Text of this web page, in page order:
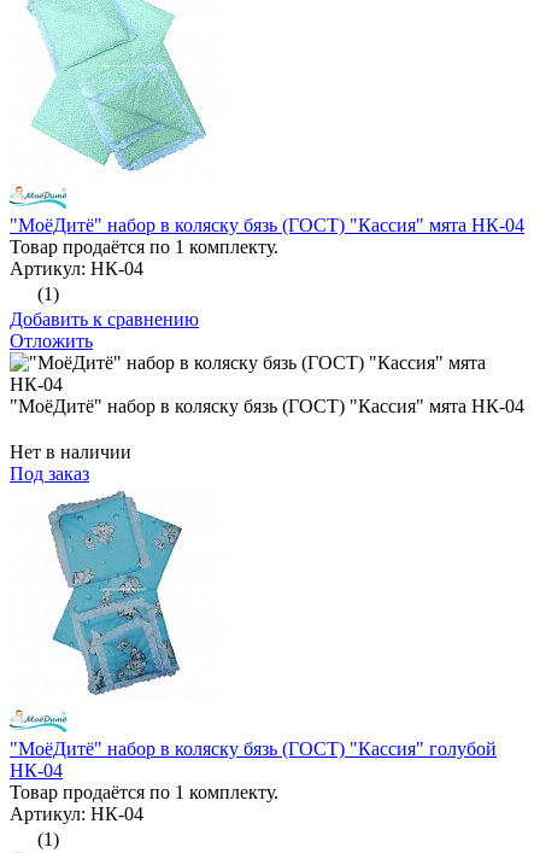
"МоёДитё" набор в коляску бязь (ГОСТ) "Кассия" мята НК-04
Товар продаётся по 1 комплекту.
Артикул: НК-04
(1)
Добавить к сравнению
Отложить
"МоёДитё" набор в коляску бязь (ГОСТ) "Кассия" мята НК-04
Нет в наличии
Под заказ
"МоёДитё" набор в коляску бязь (ГОСТ) "Кассия" голубой
НК-04
Товар продаётся по 1 комплекту.
Артикул: НК-04
(1)